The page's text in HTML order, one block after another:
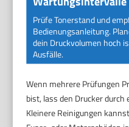
Prüfe Tonerstand und
Bedienungsanleitung.
dein Druckvolumen hoch
Ausfälle.
Wenn mehrere Prüfungen
bist, lass den Drucker
Kleinere Reinigungen